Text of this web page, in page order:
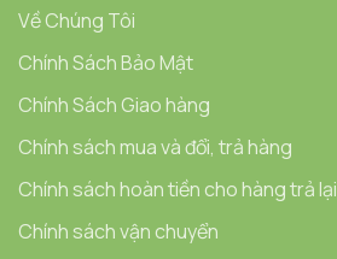
Về Chúng Tôi
Chính Sách Bảo Mật
Chính Sách Giao hàng
Chính sách mua và đổi, trả hàng
Chính sách hoàn tiền cho hàng trả lại
Chính sách vận chuyển